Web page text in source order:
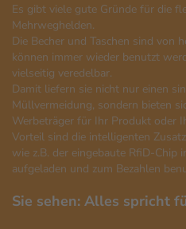
Es gibt viele gute Gründe für die
Mehrweghelden.
Die Becher und Taschen sind von
können immer wieder benutzt
vielseitig veredelbar.
Damit liefern sie nicht nur einen
Müllvermeidung, sondern bieten
Werbeträger für Ihr Produkt oder
Vorteil sind die intelligenten
wie z.B. der eingebaute RfiD-Chip
aufgeladen und zum Bezahlen
Sie sehen: Alles spricht